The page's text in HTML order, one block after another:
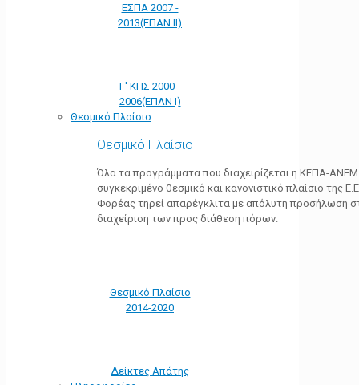
ΕΣΠΑ 2007 -
2013(ΕΠΑΝ ΙΙ)
Γ' ΚΠΣ 2000 -
2006(ΕΠΑΝ Ι)
Θεσμικό Πλαίσιο
Θεσμικό Πλαίσιο
Όλα τα προγράμματα που διαχειρίζεται η ΚΕΠΑ-
συγκεκριμένο θεσμικό και κανονιστικό πλαίσιο της
Φορέας τηρεί απαρέγκλιτα με απόλυτη προσήλωση
διαχείριση των προς διάθεση πόρων.
Θεσμικό Πλαίσιο
2014-2020
Δείκτες Απάτης